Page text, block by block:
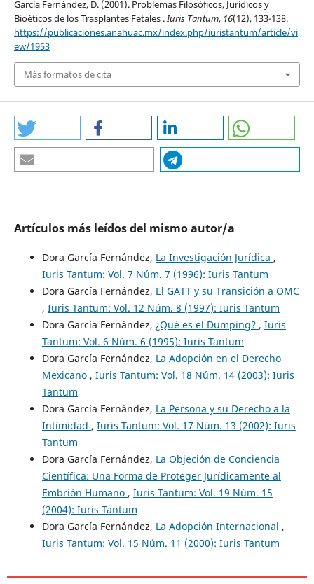
García Fernández, D. (2001). Problemas Filosóficos, Jurídicos y
Bioéticos de los Trasplantes Fetales .Iuris Tantum, 16(12), 133-138.
https://publicaciones.anahuac.mx/index.php/iuristantum/article/vi
ew/1953
Más formatos de cita
Artículos más leídos del mismo autor/a
Dora García Fernández, La Investigación Jurídica ,
Iuris Tantum: Vol. 7 Núm. 7 (1996): Iuris Tantum
Dora García Fernández, El GATT y su Transición a OMC
, Iuris Tantum: Vol. 12 Núm. 8 (1997): Iuris Tantum
Dora García Fernández, ¿Qué es el Dumping? , Iuris
Tantum: Vol. 6 Núm. 6 (1995): Iuris Tantum
Dora García Fernández, La Adopción en el Derecho
Mexicano , Iuris Tantum: Vol. 18 Núm. 14 (2003): Iuris
Tantum
Dora García Fernández, La Persona y su Derecho a la
Intimidad , Iuris Tantum: Vol. 17 Núm. 13 (2002): Iuris
Tantum
Dora García Fernández, La Objeción de Conciencia
Científica: Una Forma de Proteger Jurídicamente al
Embrión Humano , Iuris Tantum: Vol. 19 Núm. 15
(2004): Iuris Tantum
Dora García Fernández, La Adopción Internacional ,
Iuris Tantum: Vol. 15 Núm. 11 (2000): Iuris Tantum